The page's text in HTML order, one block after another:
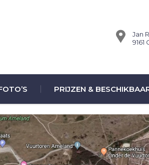
Jan
9161
PRIJZEN &
afstanden tot het strand, het dorp, en de